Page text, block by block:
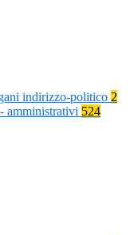
indirizzo-politico 2
amministrativi 524